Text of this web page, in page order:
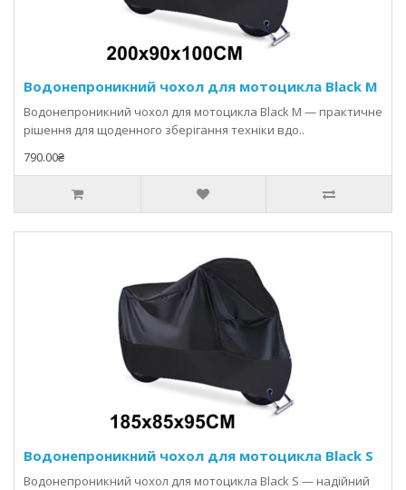
Водонепроникний чохол для мотоцикла Black M
Водонепроникний чохол для мотоцикла Black M — практичне
рішення для щоденного зберігання техніки вдо..
790.00₴
Водонепроникний чохол для мотоцикла Black S
Водонепроникний чохол для мотоцикла Black S — надійний